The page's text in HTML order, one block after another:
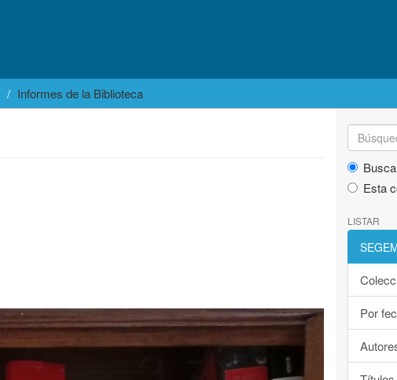
Informes de la Biblioteca
Esta
LISTAR
Por